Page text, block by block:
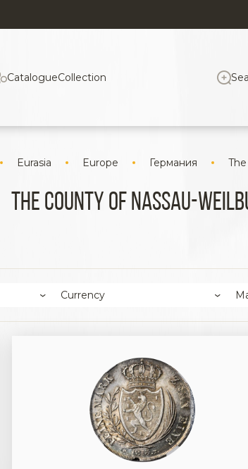
CatalogueCollection
Eurasia Europe Германия
The county of Nassau-
Currency